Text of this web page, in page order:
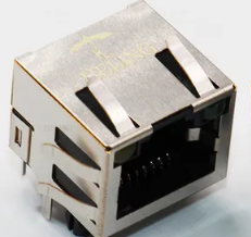
POLITIQUE
EN
MATIÈRE
DE
PROTECTION